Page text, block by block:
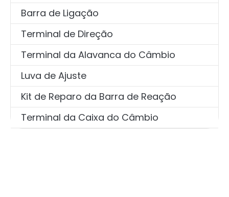
Barra de Ligação
Terminal de Direção
Terminal da Alavanca do Câmbio
Luva de Ajuste
Kit de Reparo da Barra de Reação
Terminal da Caixa do Câmbio